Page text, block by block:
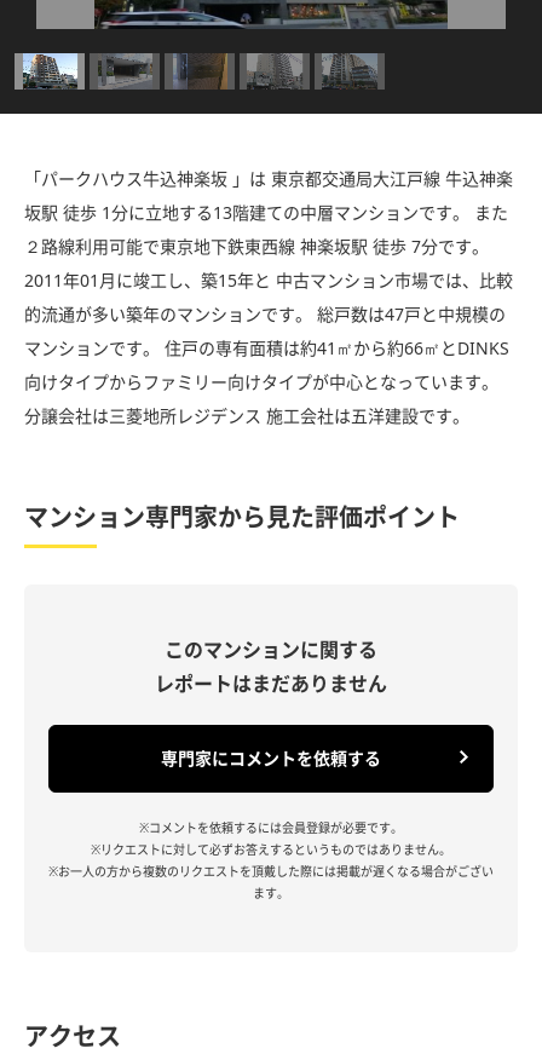
「パークハウス牛込神楽坂 」は 東京都交通局大江戸線 牛込神楽
坂駅 徒歩 1分に立地する13階建ての中層マンションです。 また
２路線利用可能で東京地下鉄東西線 神楽坂駅 徒歩 7分です。
2011年01月に竣工し、築15年と 中古マンション市場では、比較
的流通が多い築年のマンションです。 総戸数は47戸と中規模の
マンションです。 住戸の専有面積は約41㎡から約66㎡とDINKS
向けタイプからファミリー向けタイプが中心となっています。
分譲会社は三菱地所レジデンス 施工会社は五洋建設です。
マンション専門家から見た評価ポイント
このマンションに関する
レポートはまだありません
専門家にコメントを依頼する
※コメントを依頼するには会員登録が必要です。
※リクエストに対して必ずお答えするというものではありません。
※お一人の方から複数のリクエストを頂戴した際には掲載が遅くなる場合がござい
ます。
アクセス